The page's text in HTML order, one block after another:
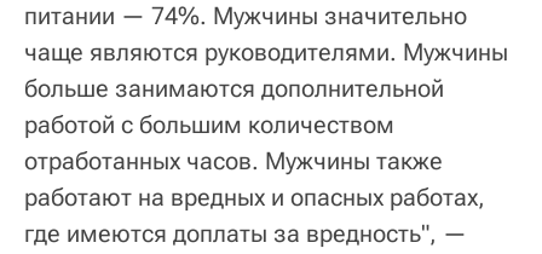
питании — 74%. Мужчины значительно
чаще являются руководителями. Мужчины
больше занимаются дополнительной
работой с большим количеством
отработанных часов. Мужчины также
работают на вредных и опасных работах,
где имеются доплаты за вредность", —